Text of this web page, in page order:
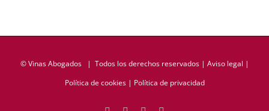
©Vinas Abogados| Todos los derechos reservados | Aviso legal |
Política de cookies| Política de privacidad